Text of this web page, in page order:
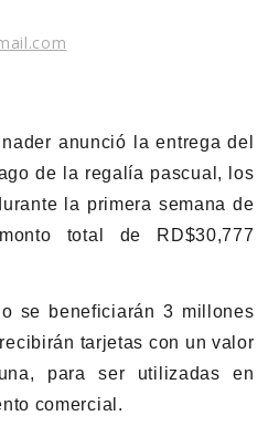
anunció la entrega del
de la regalía pascual, los
la primera semana de
total de RD$30,777
se beneficiarán 3 millones
tarjetas con un valor
para ser utilizadas en
comercial.